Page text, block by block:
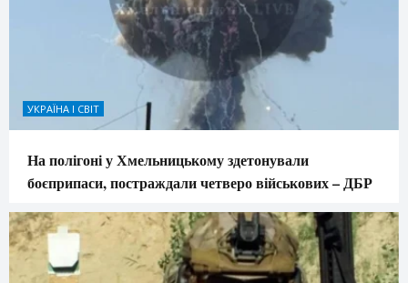
УКРАЇНА І СВІТ
На полігоні у Хмельницькому здетонували
боєприпаси, постраждали четверо військових – ДБР